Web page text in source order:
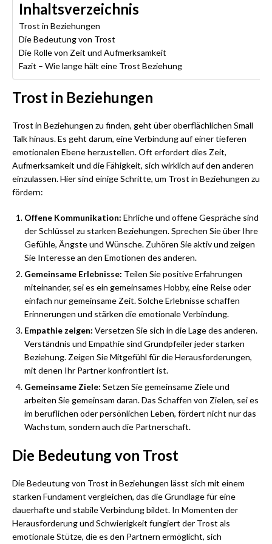
Inhaltsverzeichnis
Trost in Beziehungen
Die Bedeutung von Trost
Die Rolle von Zeit und Aufmerksamkeit
Fazit – Wie lange hält eine Trost Beziehung
Trost in Beziehungen
Trost in Beziehungen zu finden, geht über oberflächlichen Small
Talk hinaus. Es geht darum, eine Verbindung auf einer tieferen
emotionalen Ebene herzustellen. Oft erfordert dies Zeit,
Aufmerksamkeit und die Fähigkeit, sich wirklich auf den anderen
einzulassen. Hier sind einige Schritte, um Trost in Beziehungen zu
fördern:
Offene Kommunikation: Ehrliche und offene Gespräche sind
der Schlüssel zu starken Beziehungen. Sprechen Sie über Ihre
Gefühle, Ängste und Wünsche. Zuhören Sie aktiv und zeigen
Sie Interesse an den Emotionen des anderen.
Gemeinsame Erlebnisse: Teilen Sie positive Erfahrungen
miteinander, sei es ein gemeinsames Hobby, eine Reise oder
einfach nur gemeinsame Zeit. Solche Erlebnisse schaffen
Erinnerungen und stärken die emotionale Verbindung.
Empathie zeigen: Versetzen Sie sich in die Lage des anderen.
Verständnis und Empathie sind Grundpfeiler jeder starken
Beziehung. Zeigen Sie Mitgefühl für die Herausforderungen,
mit denen Ihr Partner konfrontiert ist.
Gemeinsame Ziele: Setzen Sie gemeinsame Ziele und
arbeiten Sie gemeinsam daran. Das Schaffen von Zielen, sei es
im beruflichen oder persönlichen Leben, fördert nicht nur das
Wachstum, sondern auch die Partnerschaft.
Die Bedeutung von Trost
Die Bedeutung von Trost in Beziehungen lässt sich mit einem
starken Fundament vergleichen, das die Grundlage für eine
dauerhafte und stabile Verbindung bildet. In Momenten der
Herausforderung und Schwierigkeit fungiert der Trost als
emotionale Stütze, die es den Partnern ermöglicht, sich